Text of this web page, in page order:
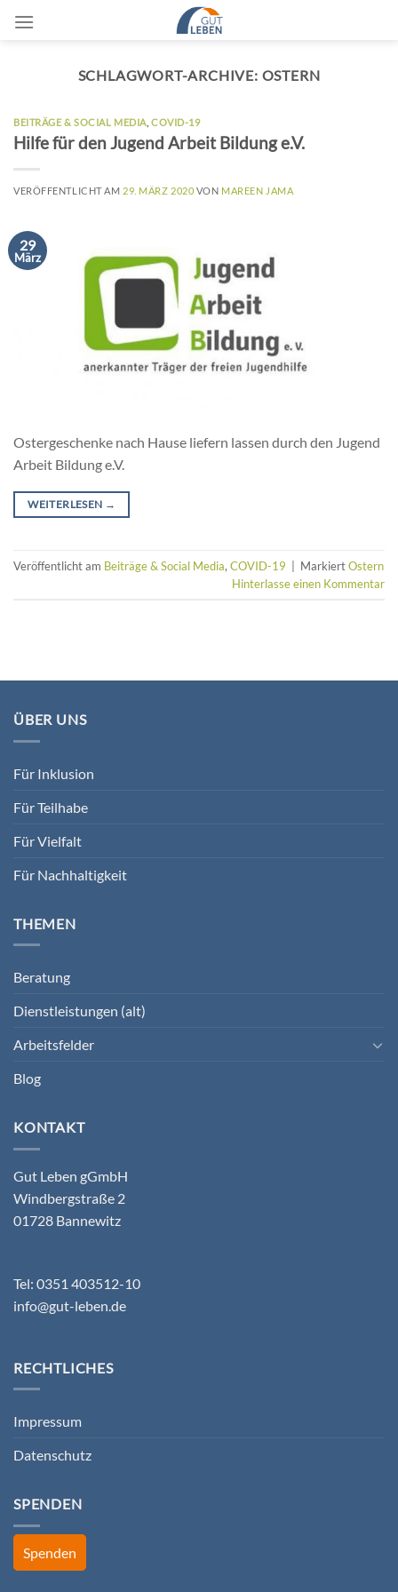
Inhalt
SCHLAGWORT-ARCHIVE: OSTERN
BEITRÄGE & SOCIAL MEDIA,COVID-19
Hilfe für den Jugend Arbeit Bildung e.V.
VERÖFFENTLICHT AM 29. MÄRZ 2020 VON MAREEN JAMA
29
März
Ostergeschenke nach Hause liefern lassen durch den Jugend
Arbeit Bildung e.V.
WEITERLESEN →
Veröffentlicht am Beiträge & Social Media, COVID-19 MarkiertOstern
Hinterlasse einen Kommentar
ÜBER UNS
Für Inklusion
Für Teilhabe
Für Vielfalt
Für Nachhaltigkeit
THEMEN
Beratung
Dienstleistungen (alt)
Arbeitsfelder
Blog
KONTAKT
Gut Leben gGmbH
Windbergstraße 2
01728 Bannewitz
Tel: 0351 403512-10
info@gut-leben.de
RECHTLICHES
Impressum
Datenschutz
SPENDEN
Spenden